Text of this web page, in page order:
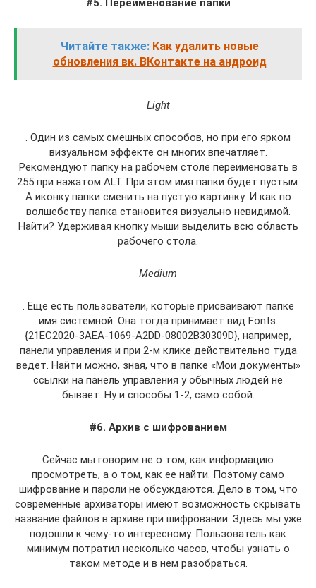
#5. Переименование папки
Читайте также: Как удалить новые
обновления вк. ВКонтакте на андроид
Light
. Один из самых смешных способов, но при его ярком
визуальном эффекте он многих впечатляет.
Рекомендуют папку на рабочем столе переименовать в
255 при нажатом ALT. При этом имя папки будет пустым.
А иконку папки сменить на пустую картинку. И как по
волшебству папка становится визуально невидимой.
Найти? Удерживая кнопку мыши выделить всю область
рабочего стола.
Medium
. Еще есть пользователи, которые присваивают папке
имя системной. Она тогда принимает вид Fonts.
{21EC2020-3AEA-1069-A2DD-08002B30309D}, например,
панели управления и при 2-м клике действительно туда
ведет. Найти можно, зная, что в папке «Мои документы»
ссылки на панель управления у обычных людей не
бывает. Ну и способы 1-2, само собой.
#6. Архив с шифрованием
Сейчас мы говорим не о том, как информацию
просмотреть, а о том, как ее найти. Поэтому само
шифрование и пароли не обсуждаются. Дело в том, что
современные архиваторы имеют возможность скрывать
название файлов в архиве при шифровании. Здесь мы уже
подошли к чему-то интересному. Пользователь как
минимум потратил несколько часов, чтобы узнать о
таком методе и в нем разобраться.